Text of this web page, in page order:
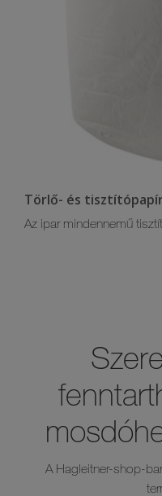
Törlő- és
Az ipar mindennemű
A Hagleitner-shop-